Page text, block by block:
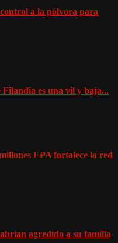
a la pólvora para
Filandia es una vil y baja...
EPA fortalece la red
agredido a su familia